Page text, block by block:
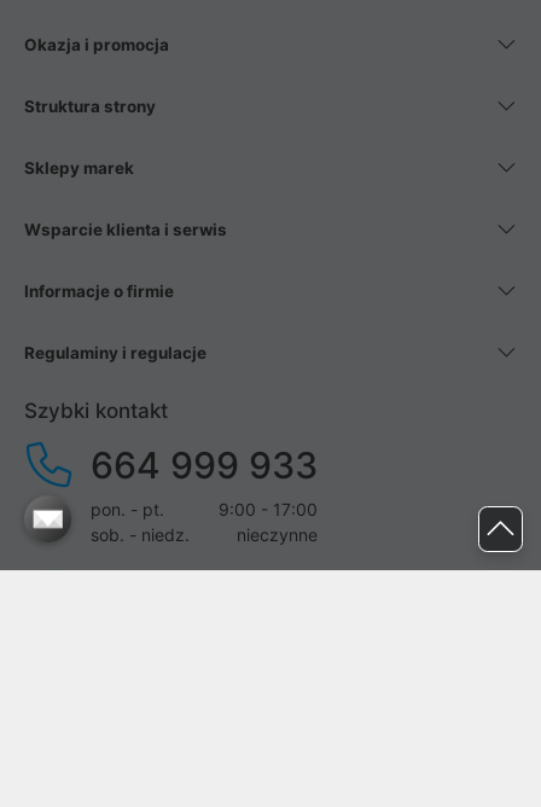
Okazja i promocja
Struktura strony
Sklepy marek
Wsparcie klienta i serwis
Informacje o firmie
Regulaminy i regulacje
Szybki kontakt
664 999 933
pon. - pt.
9:00 - 17:00
sob. - niedz.
nieczynne